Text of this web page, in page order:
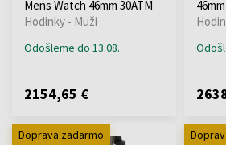
Mens Watch 46mm 30ATM
Hodinky - Muži
Odošleme do 13.08.
2154,65 €
Doprava zadarmo